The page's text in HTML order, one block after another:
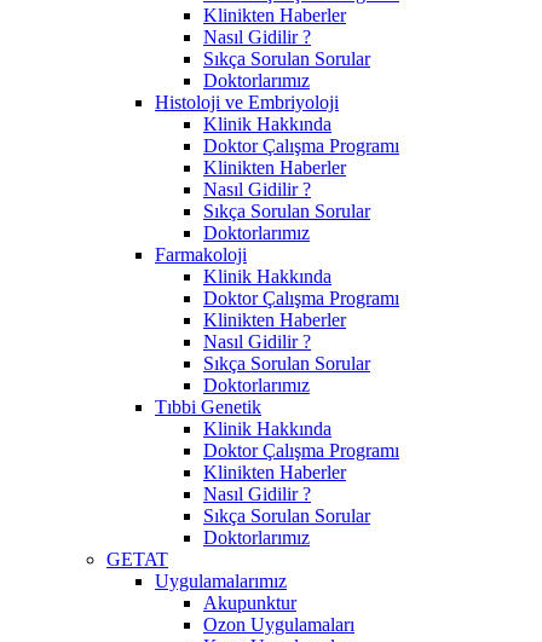
Klinikten Haberler
Nasıl Gidilir ?
Sıkça Sorulan Sorular
Doktorlarımız
Histoloji ve Embriyoloji
Klinik Hakkında
Doktor Çalışma Programı
Klinikten Haberler
Nasıl Gidilir ?
Sıkça Sorulan Sorular
Doktorlarımız
Farmakoloji
Klinik Hakkında
Doktor Çalışma Programı
Klinikten Haberler
Nasıl Gidilir ?
Sıkça Sorulan Sorular
Doktorlarımız
Tıbbi Genetik
Klinik Hakkında
Doktor Çalışma Programı
Klinikten Haberler
Nasıl Gidilir ?
Sıkça Sorulan Sorular
Doktorlarımız
GETAT
Uygulamalarımız
Akupunktur
Ozon Uygulamaları